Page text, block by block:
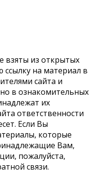
взяты из открытых
на материал в
сайта и
в ознакомительных
их
ответственности
Если Вы
которые
Вам,
пожалуйста,
связи.